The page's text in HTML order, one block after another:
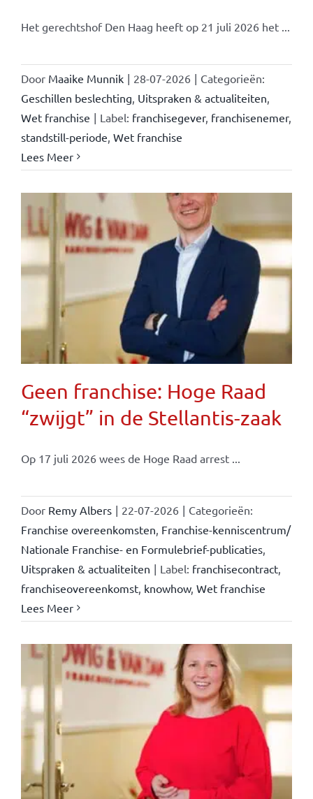
Het gerechtshof Den Haag heeft op 21 juli 2026 het ...
Door Maaike Munnik | 28-07-2026 | Categorieën:
Geschillen beslechting Uitspraken & actualiteiten
Wet franchise | Label: franchisegever, franchisenemer,
standstill-periode Wet franchise
Lees Meer
Geen franchise: Hoge Raad
“zwijgt” in de Stellantis-zaak
Op 17 juli 2026 wees de Hoge Raad arrest ...
Door Remy Albers | 22-07-2026 | Categorieën:
Franchise overeenkomsten Franchise-kenniscentrum/
Nationale Franchise- en Formulebrief-publicaties,
Uitspraken & actualiteiten | Label: franchisecontract,
franchiseovereenkomst, knowhow, Wet franchise
Lees Meer